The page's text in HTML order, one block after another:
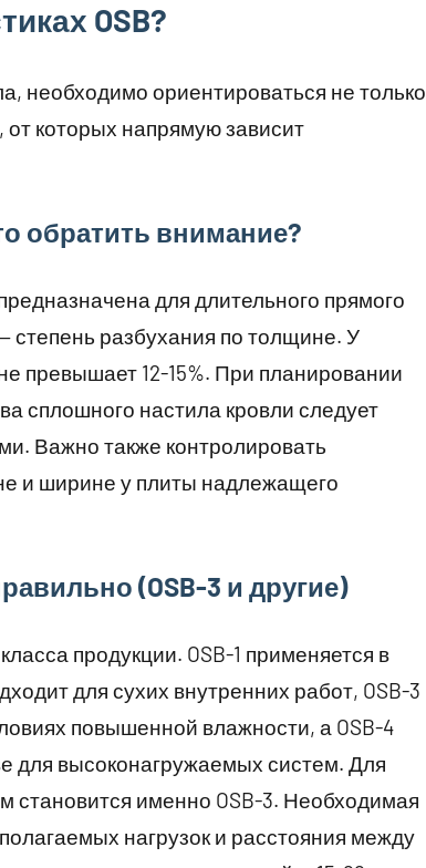
OSB?
необходимо ориентироваться не только
которых напрямую зависит
обратить внимание?
для длительного прямого
степень разбухания по толщине. У
превышает 12-15%. При планировании
сплошного настила кровли следует
Важно также контролировать
и ширине у плиты надлежащего
(OSB-3 и другие)
продукции. OSB-1 применяется в
для сухих внутренних работ, OSB-3
повышенной влажности, а OSB-4
для высоконагружаемых систем. Для
именно OSB-3. Необходимая
нагрузок и расстояния между